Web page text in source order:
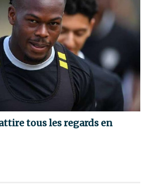
tous les regards en